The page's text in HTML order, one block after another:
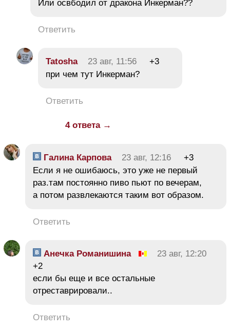
Или освбодил от дракона Инкерман??
Ответить
Tatosha 23 авг, 11:56
+3
при чем тут Инкерман?
Ответить
4 ответа →
Галина Карпова 23 авг, 12:16
+3
Если я не ошибаюсь, это уже не первый
раз.там постоянно пиво пьют по вечерам,
а потом развлекаются таким вот образом.
Ответить
Анечка Романишина
23 авг, 12:20
+2
если бы еще и все остальные
отреставрировали..
Ответить